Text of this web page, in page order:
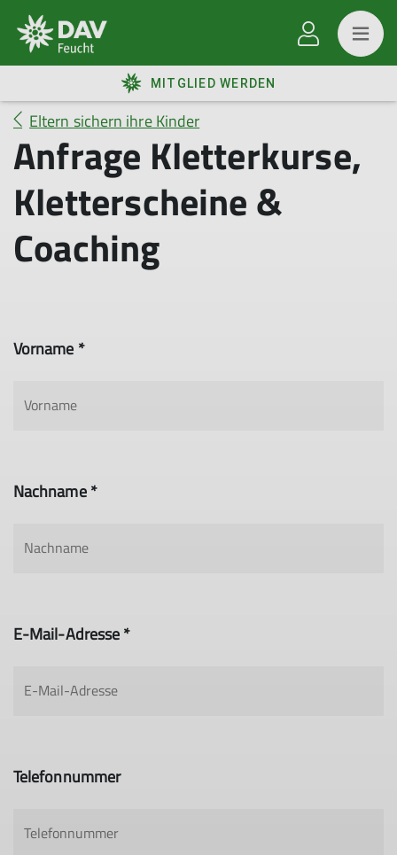
MITGLIED WERDEN
Eltern sichern ihre Kinder
Anfrage Kletterkurse,
Kletterscheine &
Coaching
Vorname *
Nachname *
E-Mail-Adresse *
Telefonnummer